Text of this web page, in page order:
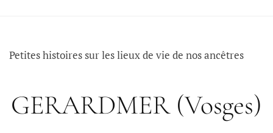
Petites histoires sur les lieux de vie de nos ancêtres
GERARDMER (Vosges)